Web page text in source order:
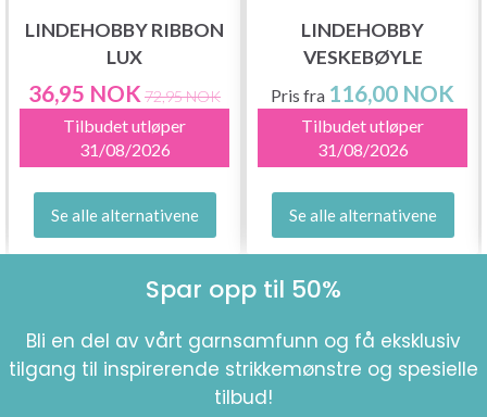
LINDEHOBBY RIBBON
LUX
36,95 NOK 72,95 NOK
Tilbudet utløper
31/08/2026
Se alle alternativene
LINDEHOBBY
VESKEBØYLE
Pris fra 116,00 NOK
Tilbudet utløper
31/08/2026
Se alle alternativene
Spar opp til 50%
Bli en del av vårt garnsamfunn og få eksklusiv
tilgang til inspirerende strikkemønstre og spesielle
tilbud!